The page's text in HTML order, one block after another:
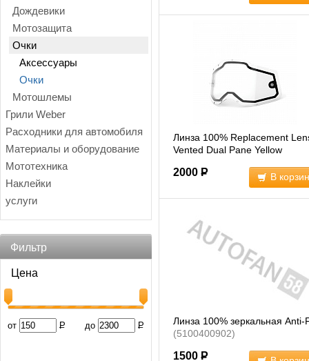
Дождевики
Мотозащита
Очки
Аксессуары
Очки
Мотошлемы
Грили Weber
Расходники для автомобиля
Материалы и оборудование
Мототехника
Наклейки
услуги
Фильтр
Цена
от Р до Р
Линза 100% Replacement
Vented Dual Pane Yellow
2000 Р В
Линза 100% зеркальная Anti-
(5100400902)
1500 Р